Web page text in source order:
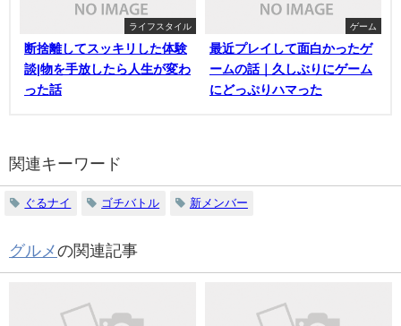
ライフスタイル
断捨離してスッキリした体験
談|物を手放したら人生が変わ
った話
ゲーム
最近プレイして面白かったゲ
ームの話｜久しぶりにゲーム
にどっぷりハマった
関連キーワード
ぐるナイ ゴチバトル 新メンバー
グルメの関連記事